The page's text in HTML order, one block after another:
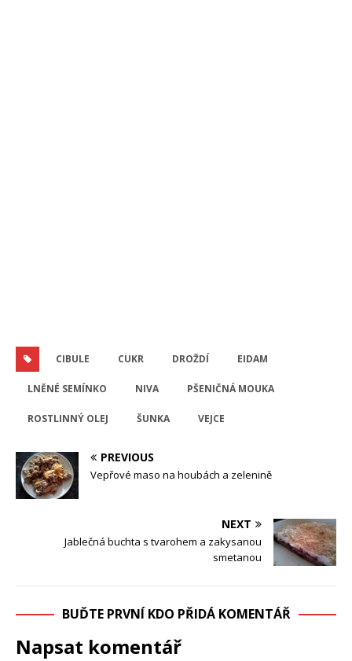
CIBULE CUKR DROŽDÍ EIDAM
LNĚNÉ SEMÍNKO NIVA PŠENIČNÁ MOUKA
ROSTLINNÝ OLEJ ŠUNKA VEJCE
PREVIOUS
Vepřové maso na houbách a zelenině
NEXT
Jablečná buchta s tvarohem a zakysanou
smetanou
BUĎTE PRVNÍ KDO PŘIDÁ KOMENTÁŘ
Napsat komentář